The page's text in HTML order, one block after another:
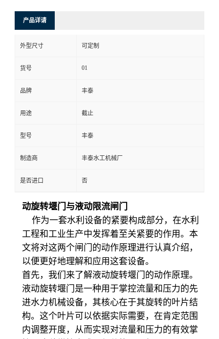
产品详请
外型尺寸 可定制
货号 01
品牌 丰泰
用途 截止
型号 丰泰
制造商 丰泰水工机械厂
是否进口 否
动旋转堰门与液动限流闸门
作为一套水利设备的紧要构成部分，在水利
工程和工业生产中发挥着至关紧要的作用。本
文将对这两个闸门的动作原理进行认真介绍，
以便更好地理解和应用这套设备。
首先，我们来了解液动旋转堰门的动作原理。
液动旋转堰门是一种用于掌控流量和压力的先
进水力机械设备，其核心在于其旋转的叶片结
构。这个叶片可以依据实际需要，在肯定范围
内调整开度，从而实现对流量和压力的有效掌